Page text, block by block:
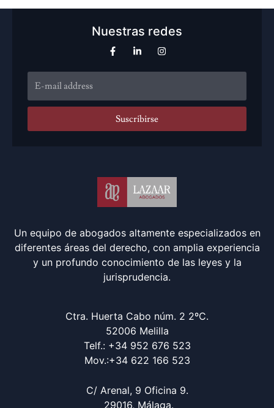
Nuestras redes
Suscribirse
Un equipo de abogados altamente especializados en
diferentes áreas del derecho, con amplia experiencia
y un profundo conocimiento de las leyes y la
jurisprudencia.
Ctra. Huerta Cabo núm. 2 2ºC.
52006 Melilla
Telf.: +34 952 676 523
Mov.:+34 622 166 523
C/ Arenal, 9 Oficina 9.
29016, Málaga.